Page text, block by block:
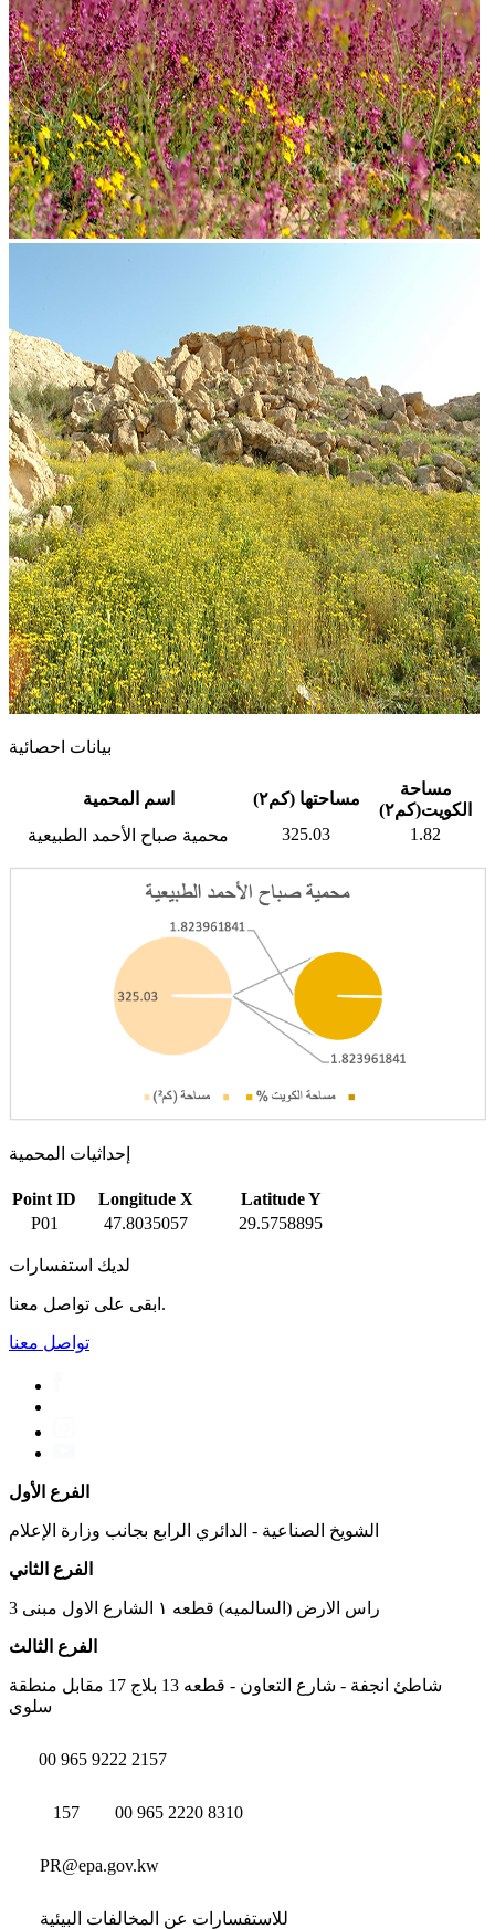
بيانات احصائية
اسم المحمية مساحتها (كم٢)
مساحة
الكويت(كم٢)
محمية صباح الأحمد الطبيعية
325.03 1.82
إحداثيات المحمية
Point ID Longitude X
Latitude Y
P01
47.8035057 29.5758895
لديك استفسارات
ابقى على تواصل معنا.
تواصل معنا
الفرع الأول
الشويخ الصناعية - الدائري الرابع بجانب وزارة الإعلام
الفرع الثاني
راس الارض (السالميه) قطعه ١ الشارع الاول مبنى 3
الفرع الثالث
شاطئ انجفة - شارع التعاون - قطعه 13 بلاج 17 مقابل منطقة
سلوى
00 965 9222 2157
157 00 965 2220 8310
PR@epa.gov.kw
للاستفسارات عن المخالفات البيئية